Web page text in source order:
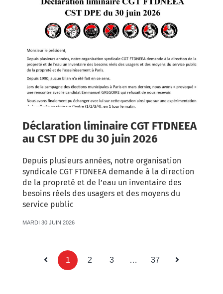
Déclaration liminaire CGT FTDNEEA
au CST DPE du 30 juin 2026
Depuis plusieurs années, notre organisation
syndicale CGT FTDNEEA demande à la direction
de la propreté et de l’eau un inventaire des
besoins réels des usagers et des moyens du
service public
MARDI 30 JUIN 2026
1 2 3 … 37